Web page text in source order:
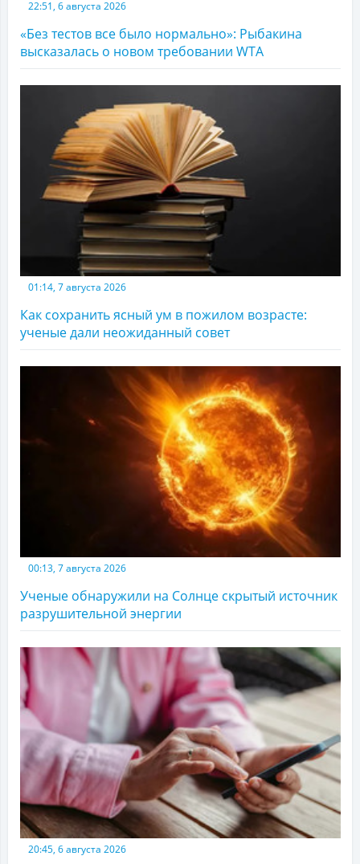
22:51, 6 августа 2026
«Без тестов все было нормально»: Рыбакина
высказалась о новом требовании WTA
01:14, 7 августа 2026
Как сохранить ясный ум в пожилом возрасте:
ученые дали неожиданный совет
00:13, 7 августа 2026
Ученые обнаружили на Солнце скрытый источник
разрушительной энергии
20:45, 6 августа 2026